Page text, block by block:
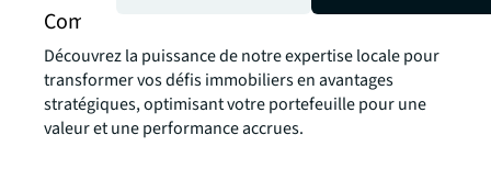
Commerce de détail
Découvrez la puissance de notre expertise locale pour
transformer vos défis immobiliers en avantages
stratégiques, optimisant votre portefeuille pour une
valeur et une performance accrues.